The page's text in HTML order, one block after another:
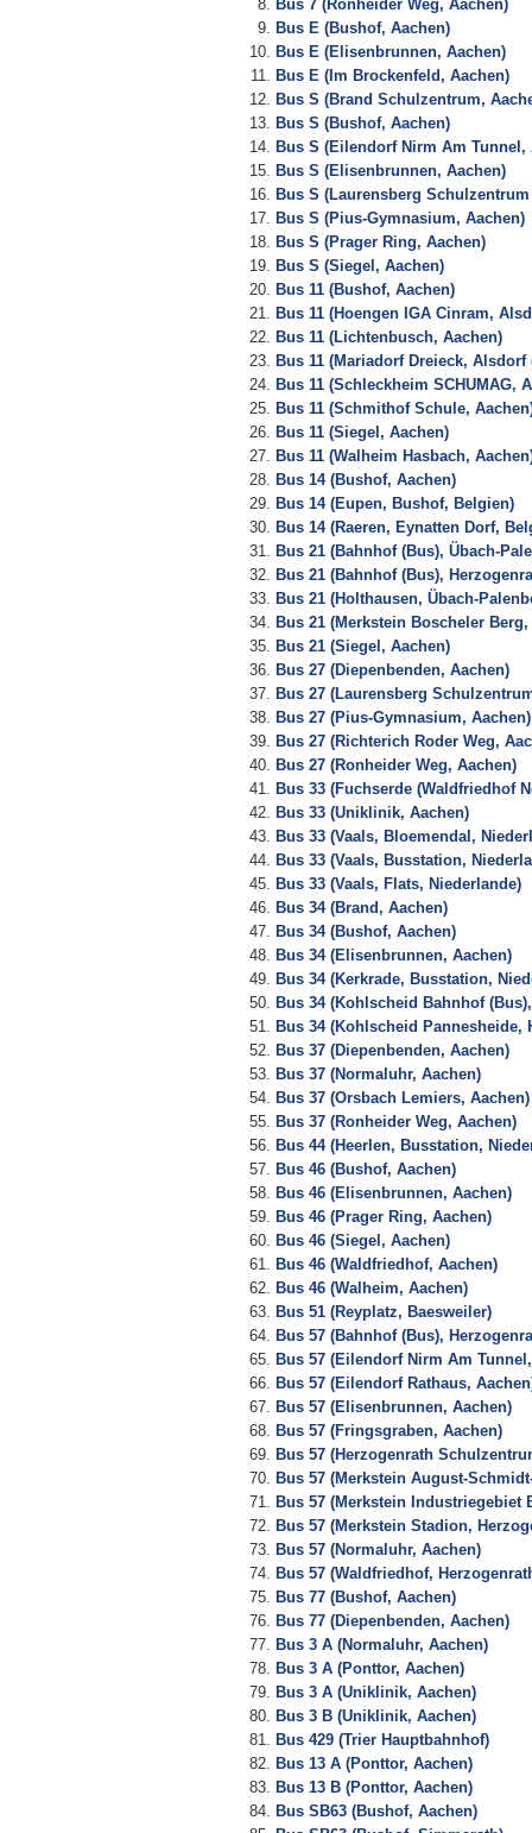
Bus 7 (Ronheider Weg, Aachen)
Bus E (Bushof, Aachen)
Bus E (Elisenbrunnen, Aachen)
Bus E (Im Brockenfeld, Aachen)
Bus S (Brand Schulzentrum,
Bus S (Bushof, Aachen)
Bus S (Eilendorf Nirm Am Tunnel,
Bus S (Elisenbrunnen, Aachen)
Bus S (Laurensberg
Bus S (Pius-Gymnasium, Aachen)
Bus S (Prager Ring, Aachen)
Bus S (Siegel, Aachen)
Bus 11 (Bushof, Aachen)
Bus 11 (Hoengen IGA Cinram,
Bus 11 (Lichtenbusch, Aachen)
Bus 11 (Mariadorf Dreieck, Alsdorf
Bus 11 (Schleckheim SCHUMAG,
Bus 11 (Schmithof Schule,
Bus 11 (Siegel, Aachen)
Bus 11 (Walheim Hasbach,
Bus 14 (Bushof, Aachen)
Bus 14 (Eupen, Bushof, Belgien)
Bus 14 (Raeren, Eynatten Dorf,
Bus 21 (Bahnhof (Bus), Übach-
Bus 21 (Bahnhof (Bus),
Bus 21 (Holthausen, Übach-
Bus 21 (Merkstein Boscheler
Bus 21 (Siegel, Aachen)
Bus 27 (Diepenbenden, Aachen)
Bus 27 (Laurensberg
Bus 27 (Pius-Gymnasium, Aachen)
Bus 27 (Richterich Roder Weg,
Bus 27 (Ronheider Weg, Aachen)
Bus 33 (Fuchserde (Waldfriedhof
Bus 33 (Uniklinik, Aachen)
Bus 33 (Vaals, Bloemendal,
Bus 33 (Vaals, Busstation,
Bus 33 (Vaals, Flats, Niederlande)
Bus 34 (Brand, Aachen)
Bus 34 (Bushof, Aachen)
Bus 34 (Elisenbrunnen, Aachen)
Bus 34 (Kerkrade, Busstation,
Bus 34 (Kohlscheid Bahnhof
Bus 34 (Kohlscheid Pannesheide,
Bus 37 (Diepenbenden, Aachen)
Bus 37 (Normaluhr, Aachen)
Bus 37 (Orsbach Lemiers, Aachen)
Bus 37 (Ronheider Weg, Aachen)
Bus 44 (Heerlen, Busstation,
Bus 46 (Bushof, Aachen)
Bus 46 (Elisenbrunnen, Aachen)
Bus 46 (Prager Ring, Aachen)
Bus 46 (Siegel, Aachen)
Bus 46 (Waldfriedhof, Aachen)
Bus 46 (Walheim, Aachen)
Bus 51 (Reyplatz, Baesweiler)
Bus 57 (Bahnhof (Bus),
Bus 57 (Eilendorf Nirm Am
Bus 57 (Eilendorf Rathaus,
Bus 57 (Elisenbrunnen, Aachen)
Bus 57 (Fringsgraben, Aachen)
Bus 57 (Herzogenrath
Bus 57 (Merkstein August-
Bus 57 (Merkstein Industriegebiet
Bus 57 (Merkstein Stadion,
Bus 57 (Normaluhr, Aachen)
Bus 57 (Waldfriedhof,
Bus 77 (Bushof, Aachen)
Bus 77 (Diepenbenden, Aachen)
Bus 3 A (Normaluhr, Aachen)
Bus 3 A (Ponttor, Aachen)
Bus 3 A (Uniklinik, Aachen)
Bus 3 B (Uniklinik, Aachen)
Bus 429 (Trier Hauptbahnhof)
Bus 13 A (Ponttor, Aachen)
Bus 13 B (Ponttor, Aachen)
Bus SB63 (Bushof, Aachen)